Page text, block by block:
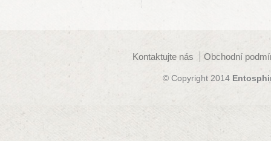
Kontaktujte nás Obchodní
© Copyright 2014